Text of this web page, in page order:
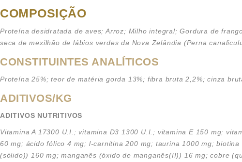
COMPOSIÇÃO
Proteína desidratada de aves; Arroz; Milho integral; Gordura de
seca de mexilhão de lábios verdes da Nova Zelândia (Perna
CONSTITUINTES ANALÍTICOS
Proteína 25%; teor de matéria gorda 13%; fibra bruta 2,2%; cinza
ADITIVOS/KG
ADITIVOS NUTRITIVOS
Vitamina A 17300 U.I.; vitamina D3 1300 U.I.; vitamina E 150 mg;
60 mg; ácido fólico 4 mg; l-carnitina 200 mg; taurina 1000 mg;
(sólido)) 160 mg; manganês (óxido de manganês(II)) 16 mg; cobre